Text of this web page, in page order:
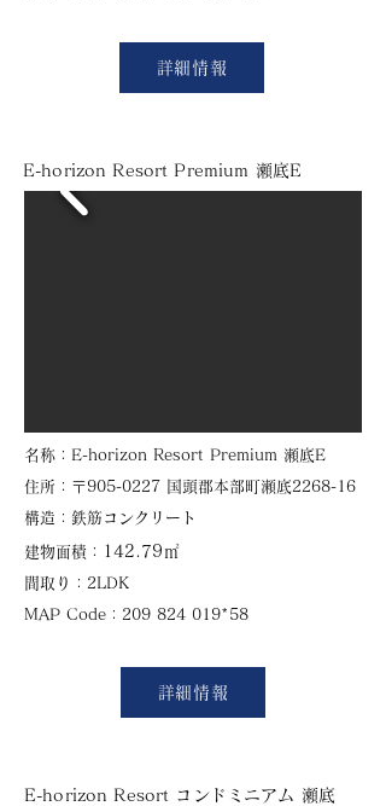
詳細情報
E-horizon Resort Premium 瀬底E
​名称：E-horizon Resort Premium 瀬底E
​住所： 〒905-0227 国頭郡本部町瀬底2268-16
​構造：鉄筋コンクリート
建物面積： 142.79㎡
​間取り：2LDK
​MAP Code： 209 824 019*58
詳細情報
E-horizon Resort コンドミニアム 瀬底